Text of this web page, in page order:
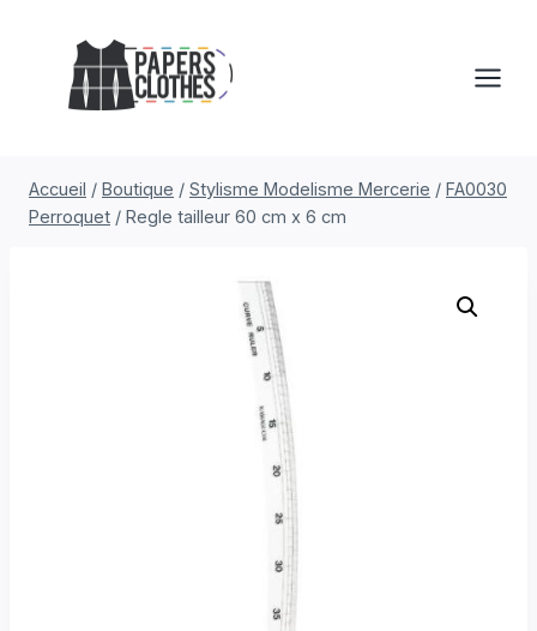
contenu
Accueil / Boutique / Stylisme Modelisme Mercerie / FA0030
Perroquet / Regle tailleur 60 cm x 6 cm